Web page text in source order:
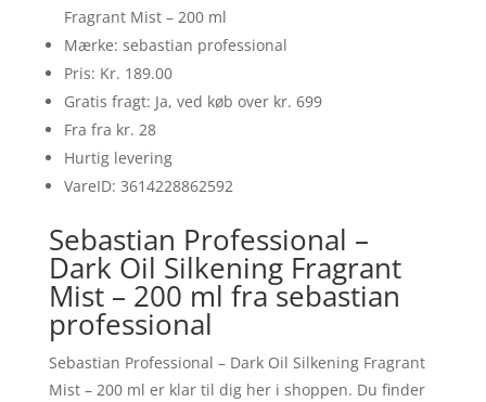
Fragrant Mist – 200 ml
Mærke: sebastian professional
Pris: Kr. 189.00
Gratis fragt: Ja, ved køb over kr. 699
Fra fra kr. 28
Hurtig levering
VareID: 3614228862592
Sebastian Professional –
Dark Oil Silkening Fragrant
Mist – 200 ml fra sebastian
professional
Sebastian Professional – Dark Oil Silkening Fragrant
Mist – 200 ml er klar til dig her i shoppen. Du finder